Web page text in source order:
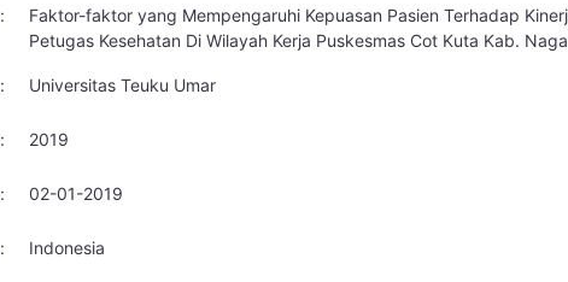
Faktor-faktor yang Mempengaruhi Kepuasan Pasien Terhadap
Petugas Kesehatan Di Wilayah Kerja Puskesmas Cot Kuta Kab.
Universitas Teuku Umar
2019
02-01-2019
Indonesia